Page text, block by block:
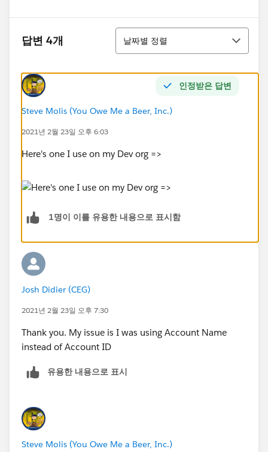
답변 4개
정렬
날짜별 정렬
인정받은 답변
Steve Molis (You Owe Me a Beer, Inc.)
2021년 2월 23일 오후 6:03
Here's one I use on my Dev org =>
1명이 이를 유용한 내용으로 표시함
Josh Didier (CEG)
2021년 2월 23일 오후 7:30
Thank you. My issue is I was using Account Name
instead of Account ID
유용한 내용으로 표시
Steve Molis (You Owe Me a Beer, Inc.)